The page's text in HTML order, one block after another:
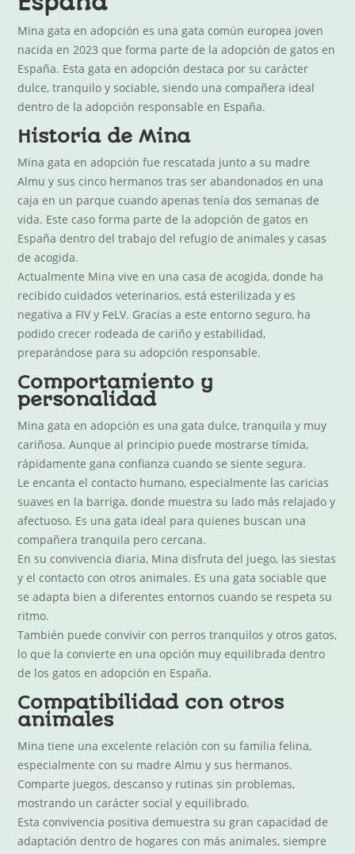
Mina gata en adopción es una gata común europea joven
nacida en 2023 que forma parte de la adopción de gatos en
España. Esta gata en adopción destaca por su carácter
dulce, tranquilo y sociable, siendo una compañera ideal
dentro de la adopción responsable en España.
Historia de Mina
Mina gata en adopción fue rescatada junto a su madre
Almu y sus cinco hermanos tras ser abandonados en una
caja en un parque cuando apenas tenía dos semanas de
vida. Este caso forma parte de la adopción de gatos en
España dentro del trabajo del refugio de animales y casas
de acogida.
Actualmente Mina vive en una casa de acogida, donde ha
recibido cuidados veterinarios, está esterilizada y es
negativa a FIV y FeLV. Gracias a este entorno seguro, ha
podido crecer rodeada de cariño y estabilidad,
preparándose para su adopción responsable.
Comportamiento y
personalidad
Mina gata en adopción es una gata dulce, tranquila y muy
cariñosa. Aunque al principio puede mostrarse tímida,
rápidamente gana confianza cuando se siente segura.
Le encanta el contacto humano, especialmente las caricias
suaves en la barriga, donde muestra su lado más relajado y
afectuoso. Es una gata ideal para quienes buscan una
compañera tranquila pero cercana.
En su convivencia diaria, Mina disfruta del juego, las siestas
y el contacto con otros animales. Es una gata sociable que
se adapta bien a diferentes entornos cuando se respeta su
ritmo.
También puede convivir con perros tranquilos y otros gatos,
lo que la convierte en una opción muy equilibrada dentro
de los gatos en adopción en España.
Compatibilidad con otros
animales
Mina tiene una excelente relación con su familia felina,
especialmente con su madre Almu y sus hermanos.
Comparte juegos, descanso y rutinas sin problemas,
mostrando un carácter social y equilibrado.
Esta convivencia positiva demuestra su gran capacidad de
adaptación dentro de hogares con más animales, siempre